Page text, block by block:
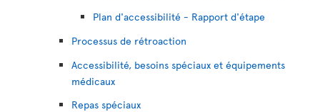
Plan d'accessibilité - Rapport d'étape
Processus de rétroaction
Accessibilité, besoins spéciaux et équipements
médicaux
Repas spéciaux